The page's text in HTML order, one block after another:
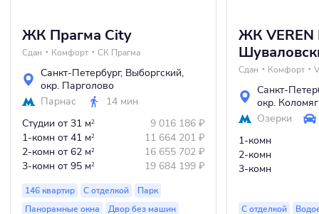
ЖК Прагма City
Сдан Комфорт СК Прагма
Санкт-Петербург, Выборгский,
окр. Парголово
Парнас
14 мин
Студии от 31 м2 9 016 186 ₽
1-комн от 41 м2 11 664 201 ₽
2-комн от 62 м2 16 655 702 ₽
3-комн от 95 м2 19 684 199 ₽
146 квартир С отделкой
Парк
Панорамные окна
Двор без машин
ЖК VEREN
Сдан Комфорт
Санкт-
окр.
Озерки
1-комн
2-комн
3-комн
С отделкой